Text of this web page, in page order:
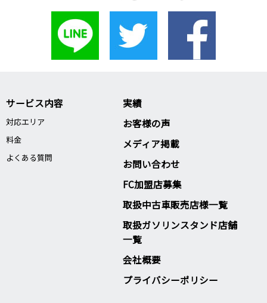
サービス内容
対応エリア
料金
よくある質問
実績
お客様の声
メディア掲載
お問い合わせ
FC加盟店募集
取扱中古車販売店様一覧
取扱ガソリンスタンド店舗
一覧
会社概要
プライバシーポリシー